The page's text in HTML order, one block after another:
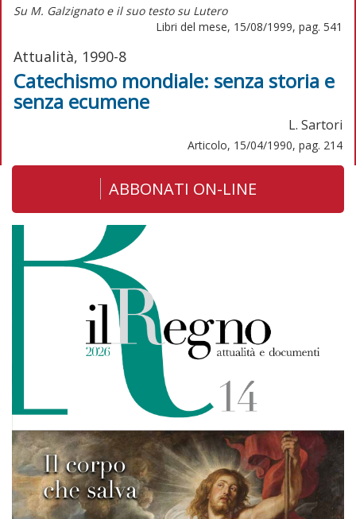
Su M. Galzignato e il suo testo su Lutero
Libri del mese, 15/08/1999, pag. 541
Attualità, 1990-8
Catechismo mondiale: senza storia e
senza ecumene
L. Sartori
Articolo, 15/04/1990, pag. 214
ABBONATI ON-LINE